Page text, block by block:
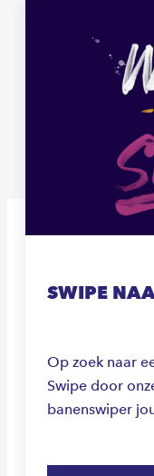
SWIPE
Op zoek naar
Swipe door
banenswiper